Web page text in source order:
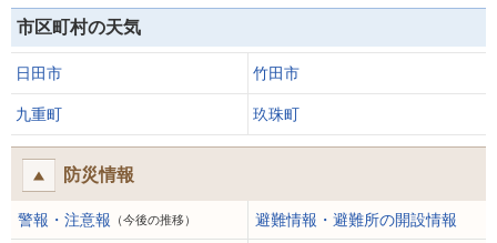
市区町村の天気
日田市 竹田市
九重町 玖珠町
防災情報
警報・注意報 （今後の推移） 避難情報・避難所の開設情報